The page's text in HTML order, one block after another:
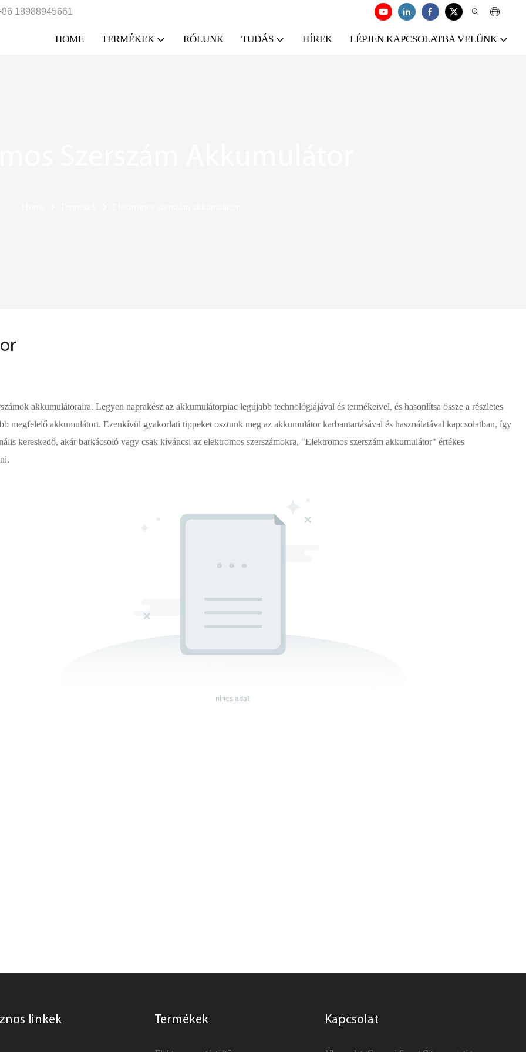
18988945661
HOME TERMÉKEK RÓLUNK TUDÁS HÍREK LÉPJEN KAPCSOLATBA VELÜNK
akkumulátoraira. Legyen naprakész az akkumulátorpiac legújabb technológiájával és termékeivel, és hasonlítsa össze a részletes
megfelelő akkumulátort. Ezenkívül gyakorlati tippeket osztunk meg az akkumulátor karbantartásával és használatával kapcsolatban, így
kereskedő, akár barkácsoló vagy csak kíváncsi az elektromos szerszámokra, "Elektromos szerszám akkumulátor" értékes
nincs adat
linkek Termékek Kapcsolat